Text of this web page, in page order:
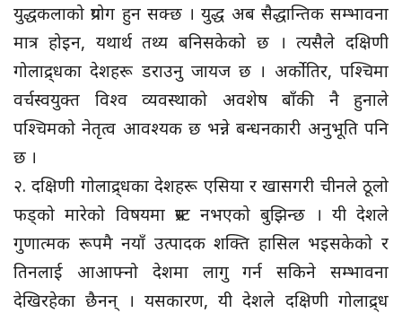
युद्धकलाको प्रयोग हुन सक्छ । युद्ध अब सैद्धान्तिक सम्भावना
मात्र होइन, यथार्थ तथ्य बनिसकेको छ । त्यसैले दक्षिणी
गोलाद्र्धका देशहरू डराउनु जायज छ । अर्कोतिर, पश्चिमा
वर्चस्वयुक्त विश्व व्यवस्थाको अवशेष बाँकी नै हुनाले
पश्चिमको नेतृत्व आवश्यक छ भन्ने बन्धनकारी अनुभूति पनि
छ ।
२. दक्षिणी गोलाद्र्धका देशहरू एसिया र खासगरी चीनले ठूलो
फड्को मारेको विषयमा प्रस्ट नभएको बुझिन्छ । यी देशले
गुणात्मक रूपमै नयाँ उत्पादक शक्ति हासिल भइसकेको र
तिनलाई आआफ्नो देशमा लागु गर्न सकिने सम्भावना
देखिरहेका छैनन् । यसकारण, यी देशले दक्षिणी गोलाद्र्ध